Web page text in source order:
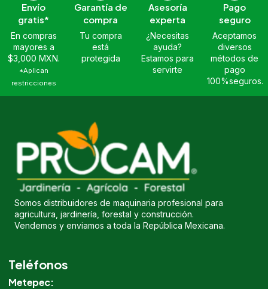
Envío
gratis*
En compras
mayores a
$3,000 MXN.
*Aplican
restricciones
Garantía de
compra
Tu compra
está
protegida
Asesoría
experta
¿Necesitas
ayuda?
Estamos para
servirte
Pago
seguro
Aceptamos
diversos
métodos de
pago
100%seguros.
Somos distribuidores de maquinaria profesional para
agricultura, jardinería, forestal y construcción.
Vendemos y enviamos a toda la República Mexicana.
Teléfonos
Metepec: